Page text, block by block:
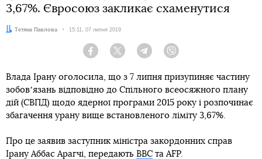
3,67%. Євросоюз закликає схаменутися
Автор:
Тетяна Павлова Дата:
15:11, 07 липня 2019
Facebook Twitter Telegram
Влада Ірану оголосила, що з 7 липня призупиняє частину
зобовʼязань відповідно до Спільного всеосяжного плану
дій (СВПД) щодо ядерної програми 2015 року і розпочинає
збагачення урану вище встановленого ліміту 3,67%.
Про це заявив заступник міністра закордонних справ
Ірану Аббас Арагчі, передають BBC та AFP.